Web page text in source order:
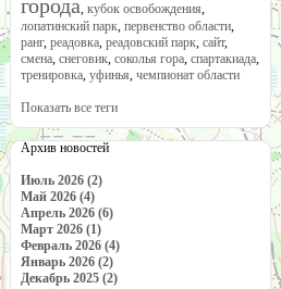
города, кубок освобождения,
лопатинский парк, первенство области,
ранг, реадовка, реадовский парк, сайт,
смена, снеговик, соколья гора, спартакиада,
тренировка, уфинья, чемпионат области
Показать все теги
Архив новостей
Июль 2026 (2)
Май 2026 (4)
Апрель 2026 (6)
Март 2026 (1)
Февраль 2026 (4)
Январь 2026 (2)
Декабрь 2025 (2)